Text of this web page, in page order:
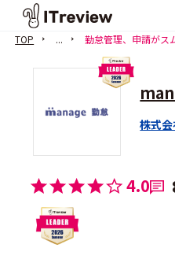
TOP ... 勤怠管理、申請がス
株式会
4.0